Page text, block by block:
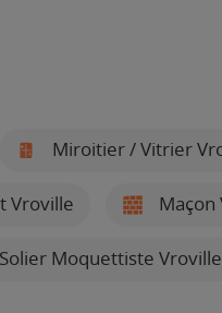
Miroitier / Vitrier
Vroville Maçon
Solier Moquettiste Vroville